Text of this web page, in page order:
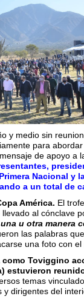
y medio sin
para
de apoyo a
Nacional y
a un total de
América. El
al cónclave
u otra manera
las palabras
una foto con el
como Toviggino
estuvieron
temas
dirigentes del